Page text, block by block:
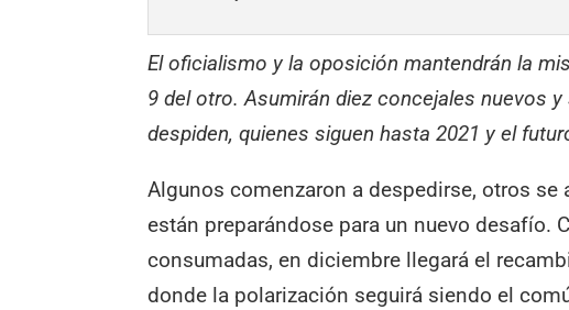
El oficialismo y la oposición mantendrán la
9 del otro. Asumirán diez concejales nuevos
despiden, quienes siguen hasta 2021 y el
Algunos comenzaron a despedirse, otros
están preparándose para un nuevo desafío.
consumadas, en diciembre llegará el
donde la polarización seguirá siendo el